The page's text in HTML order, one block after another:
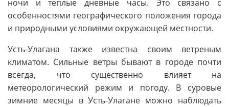
ночи и теплые дневные часы. Это связано с
особенностями географического положения города
и природными условиями окружающей местности.
Усть-Улагана также известна своим ветреным
климатом. Сильные ветры бывают в городе почти
всегда, что существенно влияет на
метеорологический режим и погоду. В суровые
зимние месяцы в Усть-Улагане можно наблюдать